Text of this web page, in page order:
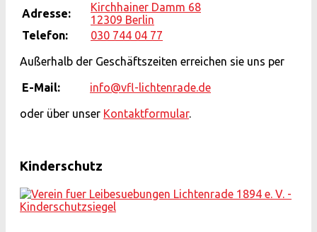
Adresse:
Kirchhainer Damm 68
12309 Berlin
Telefon:
030 744 04 77
Außerhalb der Geschäftszeiten erreichen sie uns per
E-Mail: info@vfl-lichtenrade.de
oder über unser Kontaktformular.
Kinderschutz